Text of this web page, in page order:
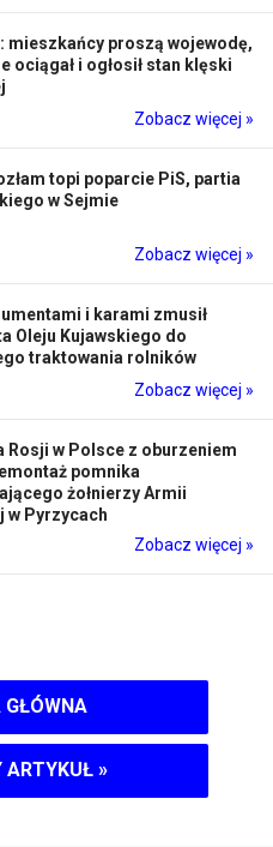
mieszkańcy proszą wojewodę,
ociągał i ogłosił stan klęski
Zobacz więcej »
topi poparcie PiS, partia
w Sejmie
Zobacz więcej »
i karami zmusił
Oleju Kujawskiego do
traktowania rolników
Zobacz więcej »
Rosji w Polsce z oburzeniem
pomnika
żołnierzy Armii
w Pyrzycach
Zobacz więcej »
ARTYKUŁ »